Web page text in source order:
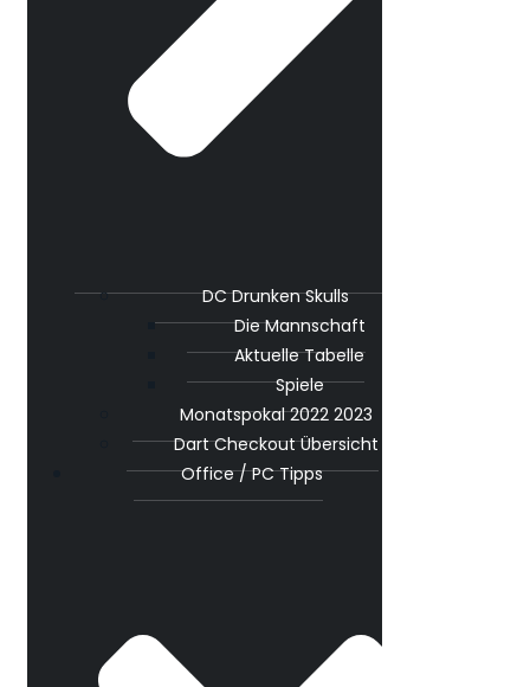
DC Drunken Skulls
Die Mannschaft
Aktuelle Tabelle
Spiele
Monatspokal 2022 2023
Dart Checkout Übersicht
Office / PC Tipps